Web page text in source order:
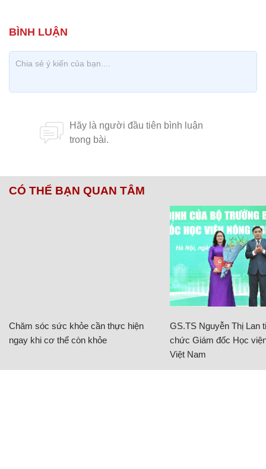
CÓ THỂ BẠN QUAN TÂM
Chăm sóc sức khỏe cần thực hiện
ngay khi cơ thể còn khỏe
GS.TS Nguyễn Thị Lan
chức Giám đốc Học
Việt Nam